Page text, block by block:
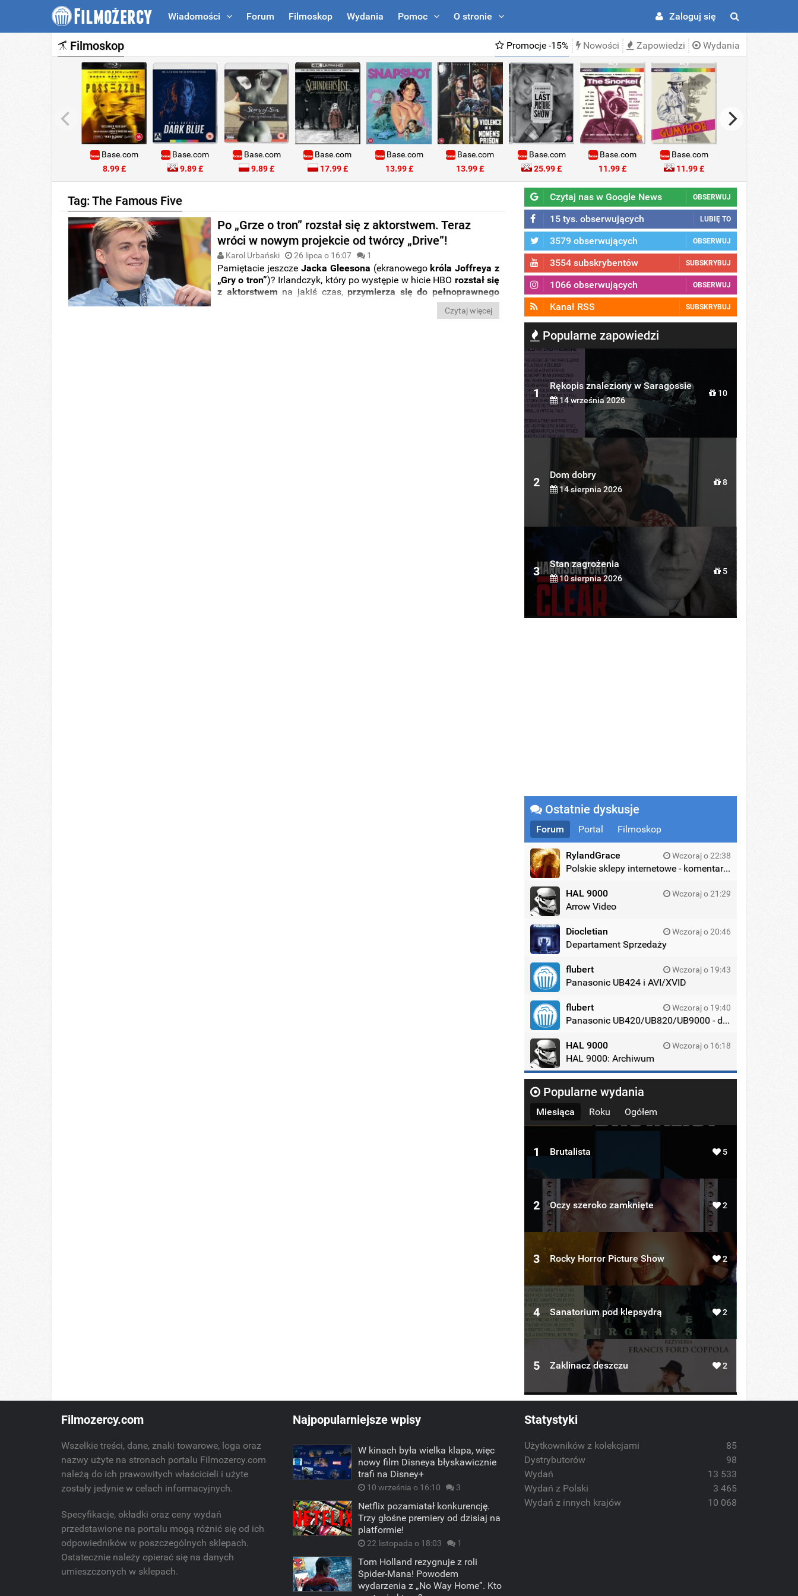
Wiadomości Forum Filmoskop Wydania Pomoc O stronie Zaloguj się
Filmoskop Promocje -15% Nowości Zapowiedzi Wydania
Base.com
8.99 £
Base.com
9.89 £
Base.com
9.89 £
Base.com
17.99 £
Base.com
13.99 £
Base.com
13.99 £
Base.com
25.99 £
Base.com
11.99 £
Base.com
11.99 £
Tag: The Famous Five
Po „Grze o tron” rozstał się z aktorstwem. Teraz
wróci w nowym projekcie od twórcy „Drive”!
Karol Urbański 26 lipca o 16:07 1
Pamiętacie jeszcze Jacka Gleesona (ekranowegokróla Joffreya z
„Gry o tron”)? Irlandczyk, który po występie w hicie HBO rozstał się
z aktorstwem na jakiś czas,przymierza się do pełnoprawnego
do filmu. Niebawem zobaczymy go w nowym serialu
BBC.
Czytaj więcej
Czytaj nas w Google News OBSERWUJ
15 tys. obserwujących LUBIĘ TO
3579 obserwujących OBSERWUJ
3554 subskrybentów SUBSKRYBUJ
1066 obserwujących OBSERWUJ
Kanał RSS SUBSKRYBUJ
Popularne zapowiedzi
1
Rękopis znaleziony w Saragossie
14 września 2026
10
2
Dom dobry
14 sierpnia 2026
8
3
Stan zagrożenia
10 sierpnia 2026
5
Ostatnie dyskusje
Forum Portal Filmoskop
RylandGrace Wczoraj o 22:38
Polskie sklepy internetowe - komentarze
HAL 9000 Wczoraj o 21:29
Arrow Video
Diocletian Wczoraj o 20:46
Departament Sprzedaży
flubert Wczoraj o 19:43
Panasonic UB424 i AVI/XVID
flubert Wczoraj o 19:40
Panasonic UB420/UB820/UB9000 - dyskusja
HAL 9000 Wczoraj o 16:18
HAL 9000: Archiwum
Popularne wydania
Miesiąca Roku Ogółem
1 Brutalista 5
2 Oczy szeroko zamknięte 2
3 Rocky Horror Picture Show 2
4 Sanatorium pod klepsydrą 2
5 Zaklinacz deszczu 2
Filmozercy.com
Wszelkie treści, dane, znaki towarowe, loga oraz
nazwy użyte na stronach portalu Filmozercy.com
należą do ich prawowitych właścicieli i użyte
zostały jedynie w celach informacyjnych.
Specyfikacje, okładki oraz ceny wydań
przedstawione na portalu mogą różnić się od ich
odpowiedników w poszczególnych sklepach.
Ostatecznie należy opierać się na danych
umieszczonych w sklepach.
Najpopularniejsze wpisy
W kinach była wielka klapa, więc
nowy film Disneya błyskawicznie
trafi na Disney+
10 września o 16:10 3
Netflix pozamiatał konkurencję.
Trzy głośne premiery od dzisiaj na
platformie!
22 listopada o 18:03 1
Tom Holland rezygnuje z roli
Spider-Mana! Powodem
wydarzenia z „No Way Home”. Kto
Statystyki
Użytkowników z kolekcjami
85
Dystrybutorów
98
Wydań
13 533
Wydań z Polski
3 465
Wydań z innych krajów
10 068